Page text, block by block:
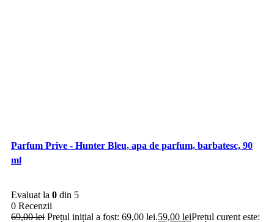
Parfum Prive - Hunter Bleu, apa de parfum, barbatesc, 90
ml
Evaluat la 0 din 5
0 Recenzii
69,00lei Prețul inițial a fost: 69,00 lei.59,00 leiPrețul curent este: